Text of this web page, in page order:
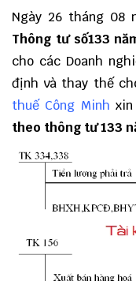
Ngày 26 tháng 08
Thông tư số133
cho các Doanh
định và thay thế
thuế Công Minh
theo thông tư 133